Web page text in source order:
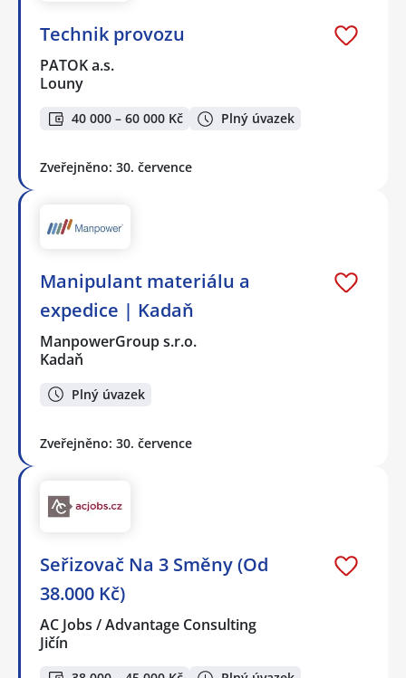
Technik provozu
PATOK a.s.
Louny
40 000 – 60 000 Kč Plný úvazek
Zveřejněno: 30. července
Manipulant materiálu a
expedice | Kadaň
ManpowerGroup s.r.o.
Kadaň
Plný úvazek
Zveřejněno: 30. července
Seřizovač Na 3 Směny (Od
38.000 Kč)
AC Jobs / Advantage Consulting
Jičín